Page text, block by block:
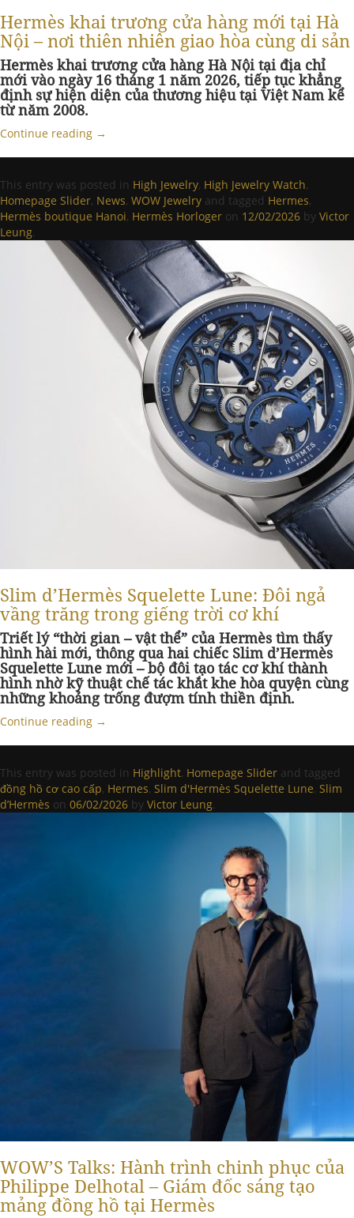
Hermès khai trương cửa hàng mới tại Hà
Nội – nơi thiên nhiên giao hòa cùng di sản
Hermès khai trương cửa hàng Hà Nội tại địa chỉ
mới vào ngày 16 tháng 1 năm 2026, tiếp tục khẳng
định sự hiện diện của thương hiệu tại Việt Nam kể
từ năm 2008.
Continue reading →
This entry was posted in High Jewelry, High Jewelry Watch,
Homepage Slider, News, WOW Jewelry and tagged Hermes,
Hermès boutique Hanoi, Hermès Horloger on 12/02/2026 by Victor
Leung.
Slim d’Hermès Squelette Lune: Đôi ngả
vầng trăng trong giếng trời cơ khí
Triết lý “thời gian – vật thể” của Hermès tìm thấy
hình hài mới, thông qua hai chiếc Slim d’Hermès
Squelette Lune mới – bộ đôi tạo tác cơ khí thành
hình nhờ kỹ thuật chế tác khắt khe hòa quyện cùng
những khoảng trống đượm tính thiền định.
Continue reading →
This entry was posted in Highlight, Homepage Slider and tagged
đồng hồ cơ cao cấp, Hermes, Slim d'Hermès Squelette Lune, Slim
d’Hermès on 06/02/2026 by Victor Leung.
WOW’S Talks: Hành trình chinh phục của
Philippe Delhotal – Giám đốc sáng tạo
mảng đồng hồ tại Hermès